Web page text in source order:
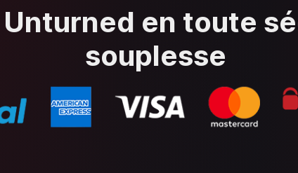
Unturned en toute
souplesse